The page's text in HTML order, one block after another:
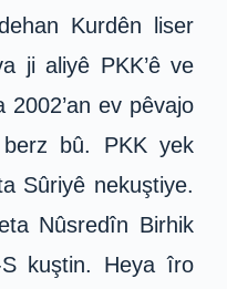
Kurdên liser
ji aliyê PKK’ê ve
ev pêvajo
bû. PKK yek
Sûriyê nekuştiye.
Nûsredîn Birhik
kuştin. Heya îro